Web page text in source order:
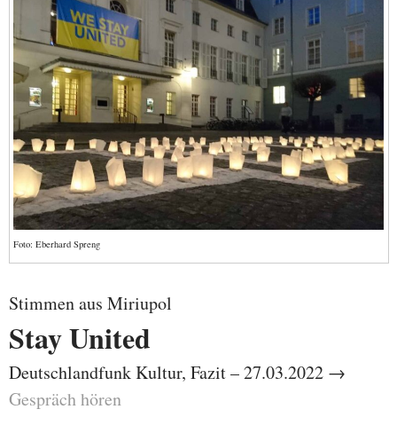
Foto: Eberhard Spreng
Stimmen aus Miriupol
Stay United
Deutschlandfunk Kultur, Fazit – 27.03.2022 →
Gespräch hören